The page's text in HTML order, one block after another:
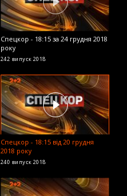
Спецкор - 18:15 за 24 грудня 2018
року
242 випуск 2018
Спецкор - 18:15 від 20 грудня
2018 року
240 випуск 2018